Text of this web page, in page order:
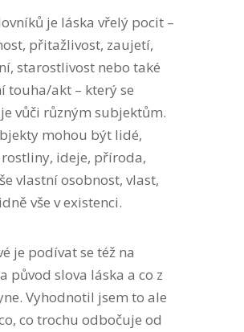
je láska vřelý pocit –
přitažlivost, zaujetí,
starostlivost nebo také
touha/akt – který se
vůči různým subjektům.
mohou být lidé,
ideje, příroda,
vlastní osobnost, vlast,
vše v existenci.
je podívat se též na
původ slova láska a co z
Vyhodnotil jsem to ale
co trochu odbočuje od